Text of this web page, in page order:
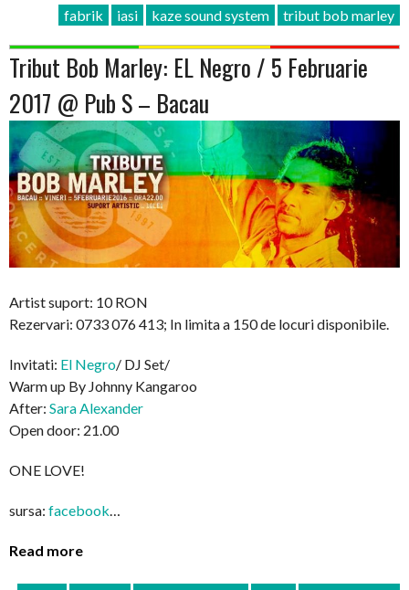
fabrik iasi kaze sound system tribut bob marley
Tribut Bob Marley: EL Negro / 5 Februarie
2017 @ Pub S – Bacau
Artist suport: 10 RON
Rezervari: 0733 076 413; In limita a 150 de locuri disponibile.
Invitati: El Negro/ DJ Set/
Warm up By Johnny Kangaroo
After: Sara Alexander
Open door: 21.00
ONE LOVE!
sursa: facebook…
Read more